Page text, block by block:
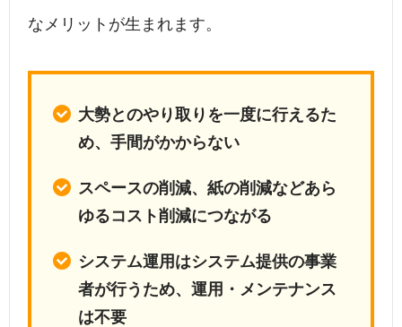
なメリットが生まれます。
大勢とのやり取りを一度に行えるた
め、手間がかからない
スペースの削減、紙の削減などあら
ゆるコスト削減につながる
システム運用はシステム提供の事業
者が行うため、運用・メンテナンス
は不要